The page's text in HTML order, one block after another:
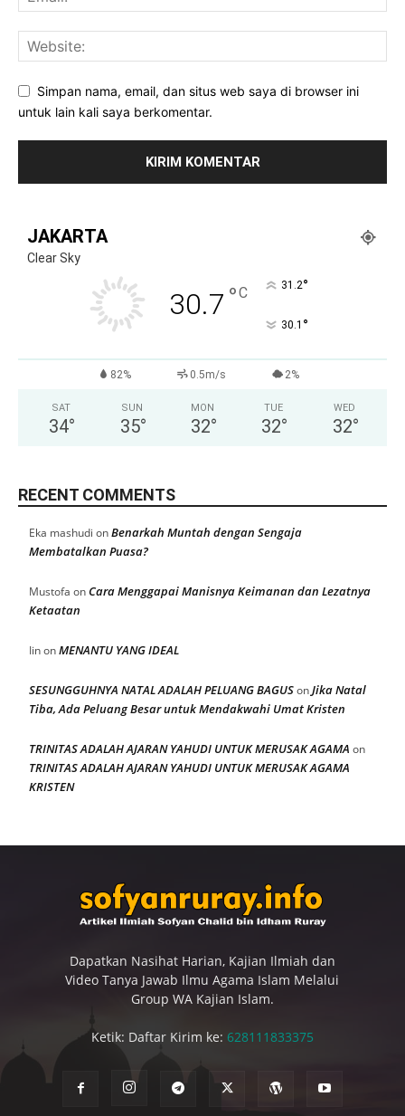
Simpan nama, email, dan situs web saya di browser ini
untuk lain kali saya berkomentar.
JAKARTA
Clear Sky
30.7 °C 31.2°
30.1 °
82% 0.5m/s 2%
SAT
34°
SUN
35°
MON
32°
TUE
32°
WED
32°
RECENT COMMENTS
Eka mashudi onBenarkah Muntah dengan Sengaja
Membatalkan Puasa?
Mustofa onCara Menggapai Manisnya Keimanan dan Lezatnya
Ketaatan
IinonMENANTU YANG IDEAL
SESUNGGUHNYA NATAL ADALAH PELUANG BAGUSonJika Natal
Tiba, Ada Peluang Besar untuk Mendakwahi Umat Kristen
TRINITAS ADALAH AJARAN YAHUDI UNTUK MERUSAK AGAMA on
TRINITAS ADALAH AJARAN YAHUDI UNTUK MERUSAK AGAMA
KRISTEN
Dapatkan Nasihat Harian, Kajian Ilmiah dan
Video Tanya Jawab Ilmu Agama Islam Melalui
Group WA Kajian Islam.
Ketik: Daftar Kirim ke: 628111833375